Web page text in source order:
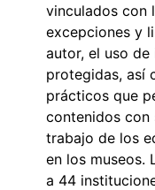
vinculados con
excepciones y
autor, el uso
protegidas, así
prácticos que
contenidos con
trabajo de los
en los museos.
a 44